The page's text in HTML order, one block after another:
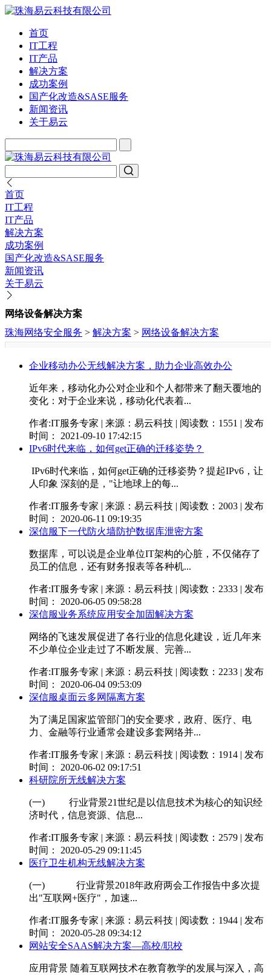
首页
IT工程
IT产品
解决方案
成功案例
国产化改造&SASE服务
新闻资讯
关于易云
首页
IT工程
IT产品
解决方案
成功案例
国产化改造&SASE服务
新闻资讯
关于易云
网络设备解决方案
珠海网络安全服务 > 解决方案 > 网络设备解决方案
企业移动办公无线解决方案，助力企业高效办公
近年来，移动化办公对企业和个人都带来了翻天覆地的
变化：对于企业来说，移动化代表着...
作者:IT服务专家 | 来源：易云科技 | 阅读数：1551 | 发布
时间： 2021-09-10 17:42:15
IPv6时代来临，如何get正确的迁移姿势？
IPv6时代来临，如何get正确的迁移姿势？提起IPv6，让
人印象 深刻的是，"让地球上的每...
作者:IT服务专家 | 来源：易云科技 | 阅读数：2003 | 发布
时间： 2020-06-11 09:19:35
深信服下一代防火墙防护数据库泄密方案
数据库，可以说是企业单位IT架构的心脏，不仅储存了
员工的信息，还有财务报表等各种机...
作者:IT服务专家 | 来源：易云科技 | 阅读数：2333 | 发布
时间： 2020-06-05 09:58:28
深信服业务系统应用安全加固解决方案
网络的飞速发展促进了各行业的信息化建设，近几年来
不少单位企业走过了不断发展、完善...
作者:IT服务专家 | 来源：易云科技 | 阅读数：2233 | 发布
时间： 2020-06-04 09:53:09
深信服桌面云多网隔离方案
为了满足国家监管部门的安全要求，政府、医疗、电
力、金融等行业通常会建设多套网络并...
作者:IT服务专家 | 来源：易云科技 | 阅读数：1914 | 发布
时间： 2020-06-02 09:17:51
科研院所无线解决方案
(一) 行业背景21世纪是以信息技术为核心的知识经
济时代，信息资源、信息...
作者:IT服务专家 | 来源：易云科技 | 阅读数：2579 | 发布
时间： 2020-05-29 09:11:45
医疗卫生机构无线解决方案
(一) 行业背景2018年政府两会工作报告中多次提
出"互联网+医疗"，加速...
作者:IT服务专家 | 来源：易云科技 | 阅读数：1944 | 发布
时间： 2020-05-28 09:34:12
网站安全SAAS解决方案—高校/职校
应用背景 随着互联网技术在教育教学的发展与深入，高